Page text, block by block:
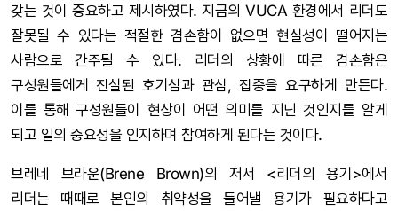
갖는 것이 중요하고 제시하였다. 지금의 VUCA 환경에서 리더도
잘못될 수 있다는 적절한 겸손함이 없으면 현실성이 떨어지는
사람으로 간주될 수 있다. 리더의 상황에 따른 겸손함은
구성원들에게 진실된 호기심과 관심, 집중을 요구하게 만든다.
이를 통해 구성원들이 현상이 어떤 의미를 지닌 것인지를 알게
되고 일의 중요성을 인지하며 참여하게 된다는 것이다.
브레네 브라운(Brene Brown)의 저서 <리더의 용기>에서
리더는 때때로 본인의 취약성을 들어낼 용기가 필요하다고